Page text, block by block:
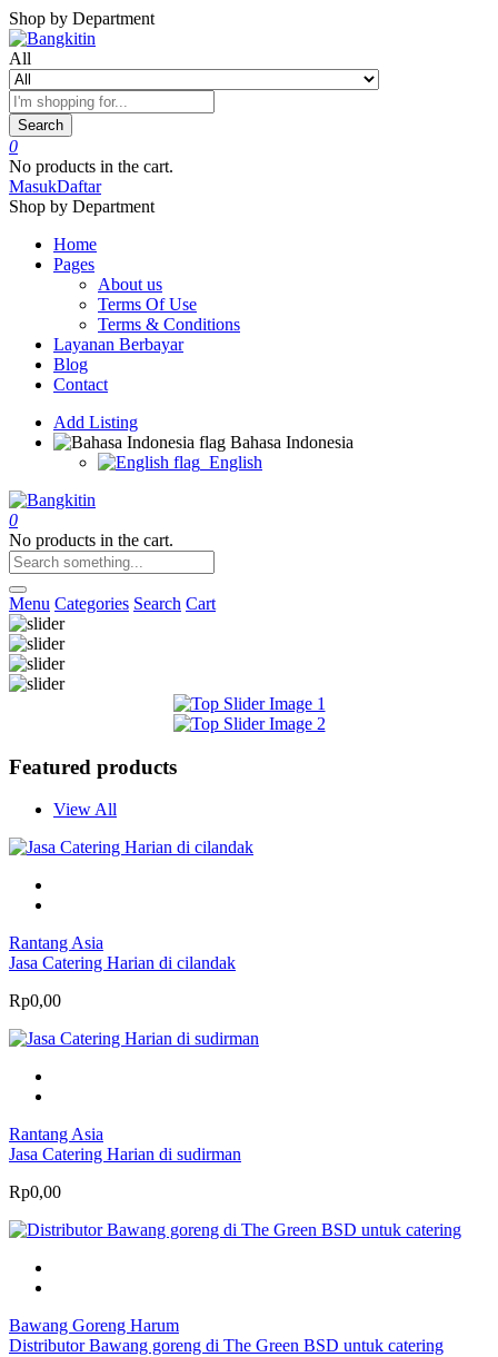
Shop by Department
All
Search
0
No products in the cart.
MasukDaftar
Shop by Department
Home
Pages
About us
Terms Of Use
Terms & Conditions
Layanan Berbayar
Blog
Contact
Add Listing
Bahasa Indonesia
English
0
No products in the cart.
Menu Categories Search Cart
Featured products
View All
Rantang Asia
Jasa Catering Harian di cilandak
Rp0,00
Rantang Asia
Jasa Catering Harian di sudirman
Rp0,00
Bawang Goreng Harum
Distributor Bawang goreng di The Green BSD untuk catering